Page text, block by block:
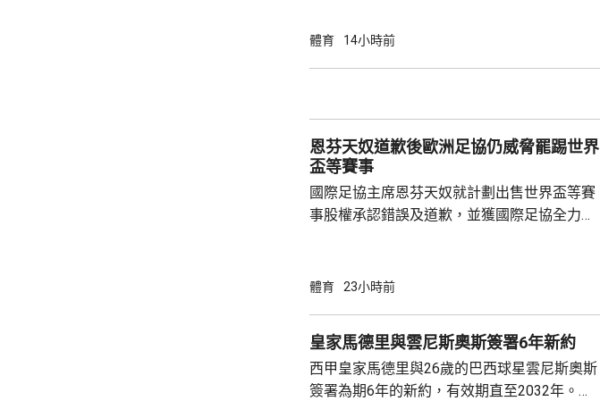
非洲足球的支持。主席莫特塞佩表示，歡迎國
申，對恩芬天奴擔任國際足協主席已失去信
心，只要他繼續留任，將抵制未來的世界盃...
體育 14小時前
恩芬天奴道歉後歐洲足協仍威脅罷踢世界
盃等賽事
國際足協主席恩芬天奴就計劃出售世界盃等賽
事股權承認錯誤及道歉，並獲國際足協全力支
確條件，第一是撤回出售賽事股權的提議，第
芬天奴擔任國際足協主席失去信心。國際職業
足球員協會則指責恩芬天奴嚴重濫用職權。
體育 23小時前
皇家馬德里與雲尼斯奧斯簽署6年新約
西甲皇家馬德里與26歲的巴西球星雲尼斯奧斯
簽署為期6年的新約，有效期直至2032年。雙